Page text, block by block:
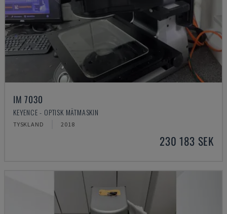
IM 7030
KEYENCE - OPTISK MÄTMASKIN
TYSKLAND 2018
230 183 SEK